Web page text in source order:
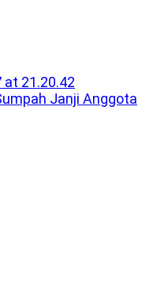
Janji Anggota